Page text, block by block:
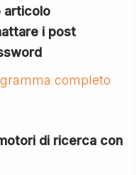
articolo
i post
completo
di ricerca con